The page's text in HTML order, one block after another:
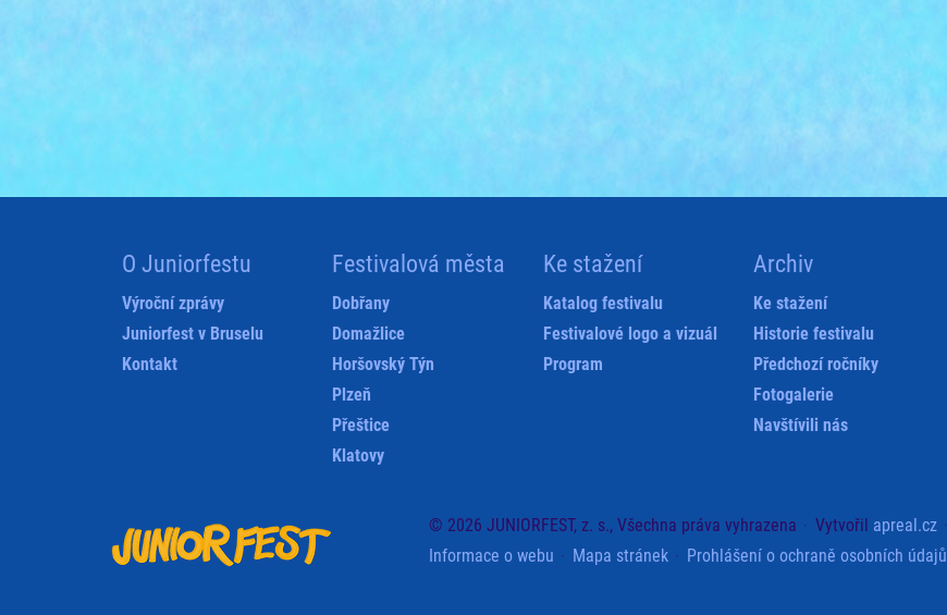
O Juniorfestu
Výroční zprávy
Juniorfest v Bruselu
Kontakt
Festivalová města
Dobřany
Domažlice
Horšovský Týn
Plzeň
Přeštice
Klatovy
Ke stažení
Katalog festivalu
Festivalové logo a vizuál
Program
Archiv
Ke stažení
Historie festivalu
Předchozí ročníky
Fotogalerie
Navštívili nás
© 2026 JUNIORFEST, z. s., Všechna práva vyhrazena Vytvořil apreal.cz
Informace o webu
Mapa stránek Prohlášení o ochraně osobních údajů